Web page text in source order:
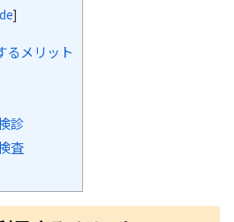
]
るメリット
診
査